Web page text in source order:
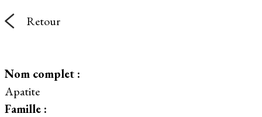
Retour
Nom complet :
Apatite
Famille :